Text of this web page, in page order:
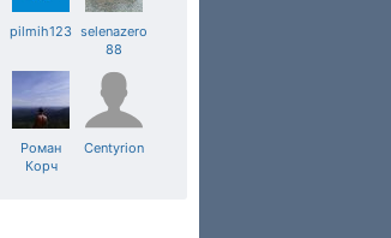
pilmih123 selenazero
88
Роман
Корч
Centyrion